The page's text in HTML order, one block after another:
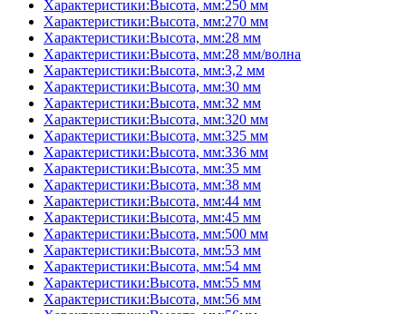
Характеристики:Высота, мм:250 мм
Характеристики:Высота, мм:270 мм
Характеристики:Высота, мм:28 мм
Характеристики:Высота, мм:28 мм/волна
Характеристики:Высота, мм:3,2 мм
Характеристики:Высота, мм:30 мм
Характеристики:Высота, мм:32 мм
Характеристики:Высота, мм:320 мм
Характеристики:Высота, мм:325 мм
Характеристики:Высота, мм:336 мм
Характеристики:Высота, мм:35 мм
Характеристики:Высота, мм:38 мм
Характеристики:Высота, мм:44 мм
Характеристики:Высота, мм:45 мм
Характеристики:Высота, мм:500 мм
Характеристики:Высота, мм:53 мм
Характеристики:Высота, мм:54 мм
Характеристики:Высота, мм:55 мм
Характеристики:Высота, мм:56 мм